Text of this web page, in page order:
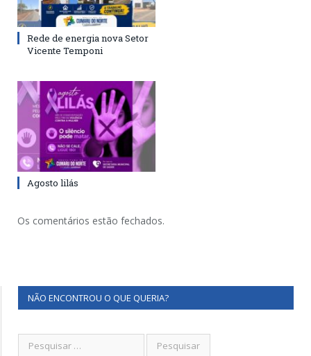
Rede de energia nova Setor
Vicente Temponi
Agosto lilás
Os comentários estão fechados.
NÃO ENCONTROU O QUE QUERIA?